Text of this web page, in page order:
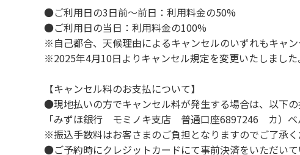
８.不可抗力以外の事由により建造物、家具、備品
９.施設内（駐車場含む）での事故や盗難などにつき
【コテージご利用上の注意事項ならびに禁止事項】
１.動物（ペット類）の同伴はご遠慮願います。
２.安全管理上、お子様の単独での行動はご遠慮くだ
３.調度品などの持ち出しはしないでください。
４.ご訪問客とのコテージ内での面会はご遠慮願いま
５.焚火および花火は禁止です。
●ご利用日の3日前～前日：利用料金の50%
●ご利用日の当日：利用料金の100%
※自己都合、天候理由によるキャンセルのいずれもキャン
※2025年4月10日よりキャンセル規定を変更いたしました
【キャンセル料のお支払について】
●現地払いの方でキャンセル料が発生する場合は、以下の
「みずほ銀行 モミノキ支店 普通口座6897246 カ）ベ
※振込手数料はお客さまのご負担となりますのでご了承く
●ご予約時にクレジットカードにて事前決済をいただいて